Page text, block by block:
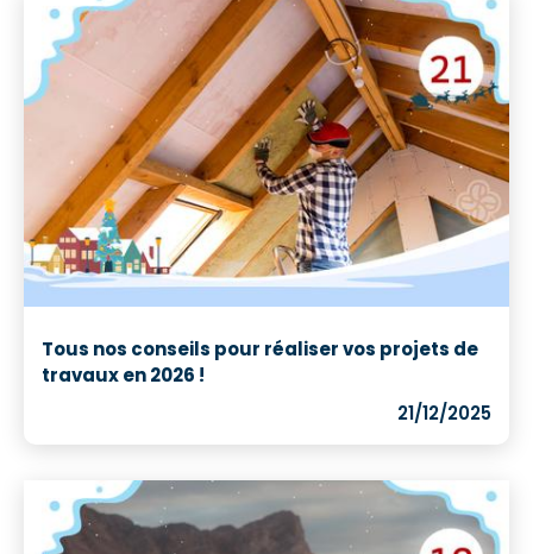
Tous nos conseils pour réaliser vos projets de
travaux en 2026 !
21/12/2025